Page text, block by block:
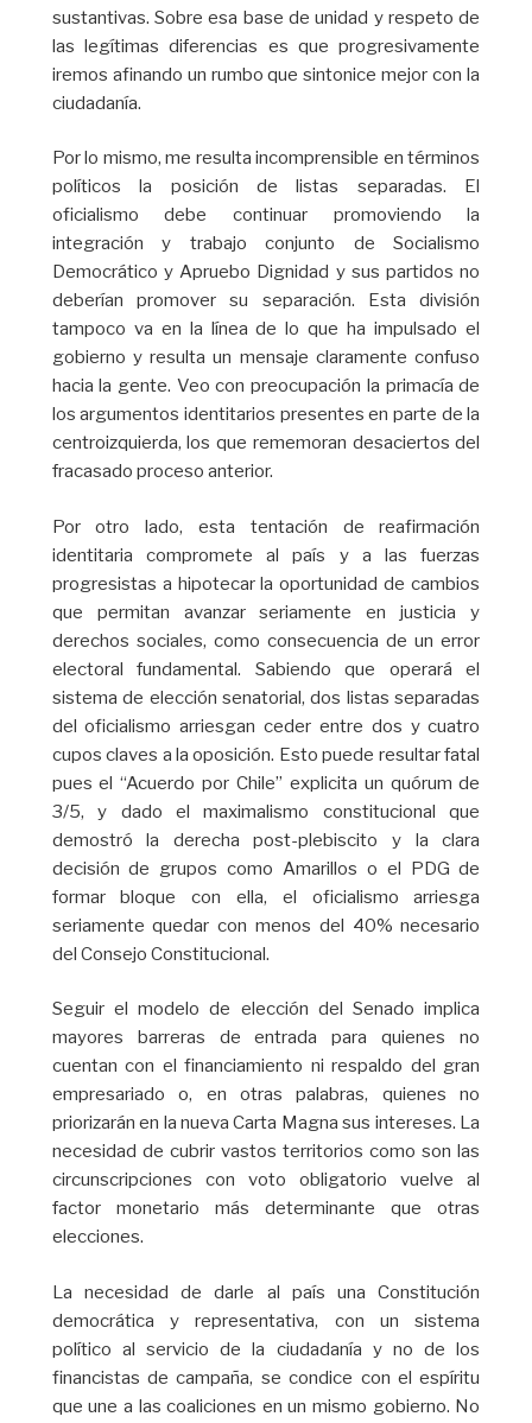
sustantivas. Sobre esa base de unidad y respeto de
las legítimas diferencias es que progresivamente
iremos afinando un rumbo que sintonice mejor con la
ciudadanía.
Por lo mismo, me resulta incomprensible en términos
políticos la posición de listas separadas. El
oficialismo debe continuar promoviendo la
integración y trabajo conjunto de Socialismo
Democrático y Apruebo Dignidad y sus partidos no
deberían promover su separación. Esta división
tampoco va en la línea de lo que ha impulsado el
gobierno y resulta un mensaje claramente confuso
hacia la gente. Veo con preocupación la primacía de
los argumentos identitarios presentes en parte de la
centroizquierda, los que rememoran desaciertos del
fracasado proceso anterior.
Por otro lado, esta tentación de reafirmación
identitaria compromete al país y a las fuerzas
progresistas a hipotecar la oportunidad de cambios
que permitan avanzar seriamente en justicia y
derechos sociales, como consecuencia de un error
electoral fundamental. Sabiendo que operará el
sistema de elección senatorial, dos listas separadas
del oficialismo arriesgan ceder entre dos y cuatro
cupos claves a la oposición. Esto puede resultar fatal
pues el “Acuerdo por Chile” explicita un quórum de
3/5, y dado el maximalismo constitucional que
demostró la derecha post-plebiscito y la clara
decisión de grupos como Amarillos o el PDG de
formar bloque con ella, el oficialismo arriesga
seriamente quedar con menos del 40% necesario
del Consejo Constitucional.
Seguir el modelo de elección del Senado implica
mayores barreras de entrada para quienes no
cuentan con el financiamiento ni respaldo del gran
empresariado o, en otras palabras, quienes no
priorizarán en la nueva Carta Magna sus intereses. La
necesidad de cubrir vastos territorios como son las
circunscripciones con voto obligatorio vuelve al
factor monetario más determinante que otras
elecciones.
La necesidad de darle al país una Constitución
democrática y representativa, con un sistema
político al servicio de la ciudadanía y no de los
financistas de campaña, se condice con el espíritu
que une a las coaliciones en un mismo gobierno. No